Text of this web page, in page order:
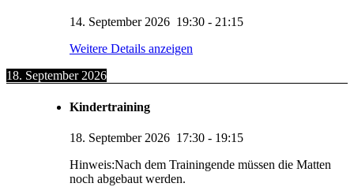
14. September 2026 19:30 - 21:15
Weitere Details anzeigen
18. September 2026
Kindertraining
18. September 2026 17:30 - 19:15
Hinweis:Nach dem Trainingende müssen die Matten
noch abgebaut werden.